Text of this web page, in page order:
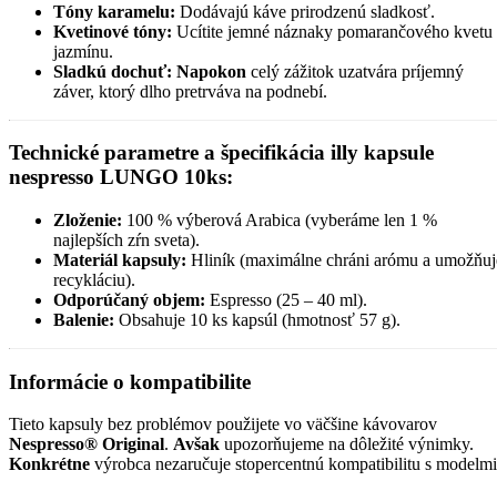
Tóny karamelu: Dodávajú káve prirodzenú sladkosť.
Kvetinové tóny: Ucítite jemné náznaky pomarančového kvetu
jazmínu.
Sladkú dochuť: Napokon celý zážitok uzatvára príjemný
záver, ktorý dlho pretrváva na podnebí.
Technické parametre a špecifikácia illy kapsule
nespresso LUNGO 10ks:
Zloženie: 100 % výberová Arabica (vyberáme len 1 %
najlepších zŕn sveta).
Materiál kapsuly: Hliník (maximálne chráni arómu a
recykláciu).
Odporúčaný objem: Espresso (25 – 40 ml).
Balenie: Obsahuje 10 ks kapsúl (hmotnosť 57 g).
Informácie o kompatibilite
Tieto kapsuly bez problémov použijete vo väčšine kávovarov
Nespresso® Original. Avšak upozorňujeme na dôležité výnimky.
Konkrétne výrobca nezaručuje stopercentnú kompatibilitu s